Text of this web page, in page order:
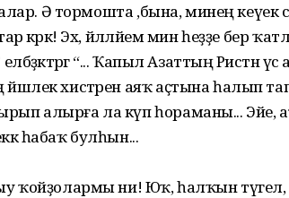
Ә тормошта ,бына, минең кеүек
кәрәк! Эх, йәлләйем мин һеҙҙе бер
“... Ҡапыл Азаттың Рәистән
хистәрен аяҡ аҫтына һалып
алырға ла күп һораманы... Эйе,
һабаҡ булһын...
ҡойҙолармы ни! Юҡ, һалҡын